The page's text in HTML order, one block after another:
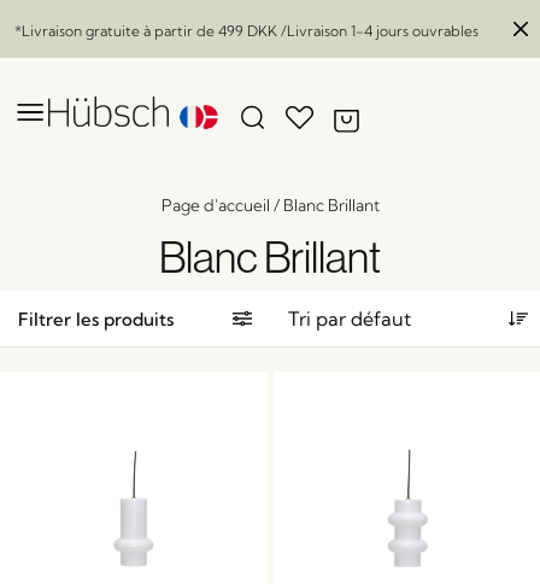
*Livraison gratuite à partir de 499 DKK /Livraison 1-4 jours ouvrables
Page d'accueil / Blanc Brillant
Blanc Brillant
Filtrer les produits